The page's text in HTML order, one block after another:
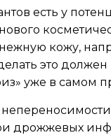
есть у
нежную кожу,
это
уже в самом
дрожжевых